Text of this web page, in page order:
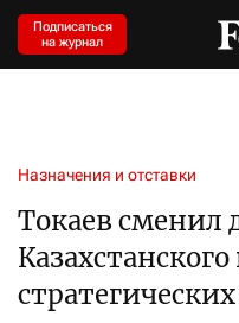
Подписаться
на журнал
Назначения и отставки
Токаев сменил